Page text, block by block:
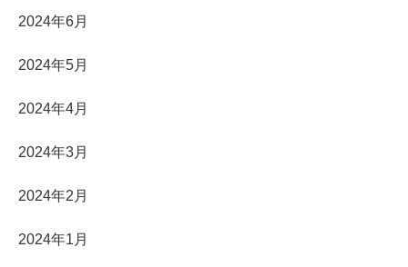
2024年6月
2024年5月
2024年4月
2024年3月
2024年2月
2024年1月